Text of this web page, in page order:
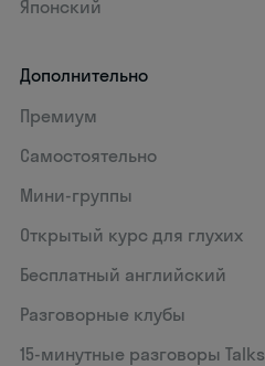
Японский
Дополнительно
Премиум
Самостоятельно
Мини-группы
Открытый курс для глухих
Бесплатный английский
Разговорные клубы
15‑минутные разговоры Talks